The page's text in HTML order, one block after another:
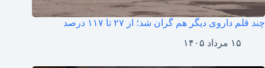
چند قلم داروی دیگر هم گران شد؛ از ۲۷ تا ۱۱۷ درصد
۱۵ مرداد ۱۴۰۵